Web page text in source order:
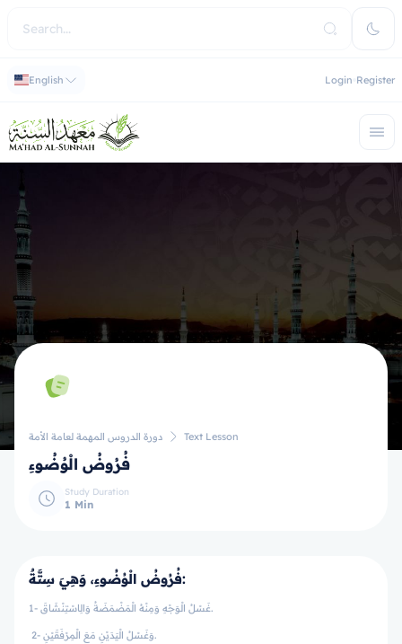
English Login Register
دورة الدروس المهمة لعامة الأمة Text Lesson
فُرُوضُ الْوُضُوءِ
Study Duration
1 Min
فُرُوضُ الْوُضُوءِ، وَهِيَ سِتَّةٌ:
1- غَسْلُ الْوَجْهِ وَمِنْهُ الْمَضْمَضَةُ وَالِاسْتِنْشَاقَ.
2- وَغَسْلُ الْيَدَيْنِ مَعَ الْمِرْفَقَيْنِ.